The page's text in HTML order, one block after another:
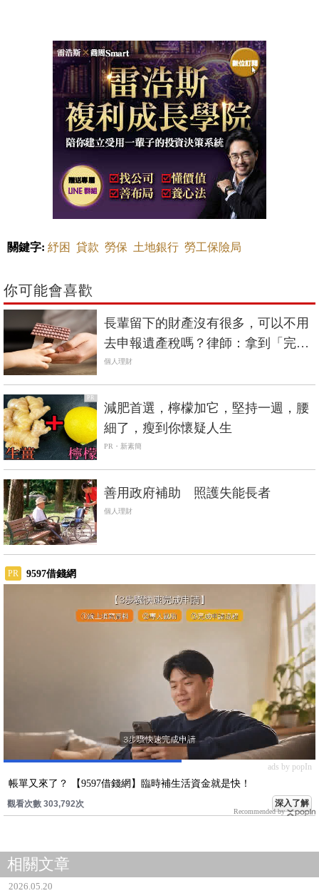
關鍵字: 紓困 貸款 勞保 土地銀行 勞工保險局
你可能會喜歡
長輩留下的財產沒有很多，可以不用
去申報遺產稅嗎？律師：拿到「完稅
證明」才是關鍵
個人理財
PR
減肥首選，檸檬加它，堅持一週，腰
細了，瘦到你懷疑人生
PR・新素簡
善用政府補助 照護失能長者
個人理財
PR 9597借錢網
ads by popIn
帳單又來了？ 【9597借錢網】臨時補生活資金就是快！
觀看次數 303,792次 深入了解
Recommended by
相關文章
2026.05.20